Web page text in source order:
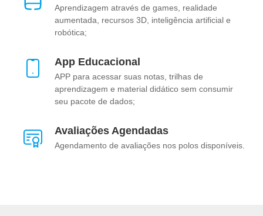
Aprendizagem através de games, realidade
aumentada, recursos 3D, inteligência artificial e
robótica;
App Educacional
APP para acessar suas notas, trilhas de
aprendizagem e material didático sem consumir
seu pacote de dados;
Avaliações Agendadas
Agendamento de avaliações nos polos disponíveis.